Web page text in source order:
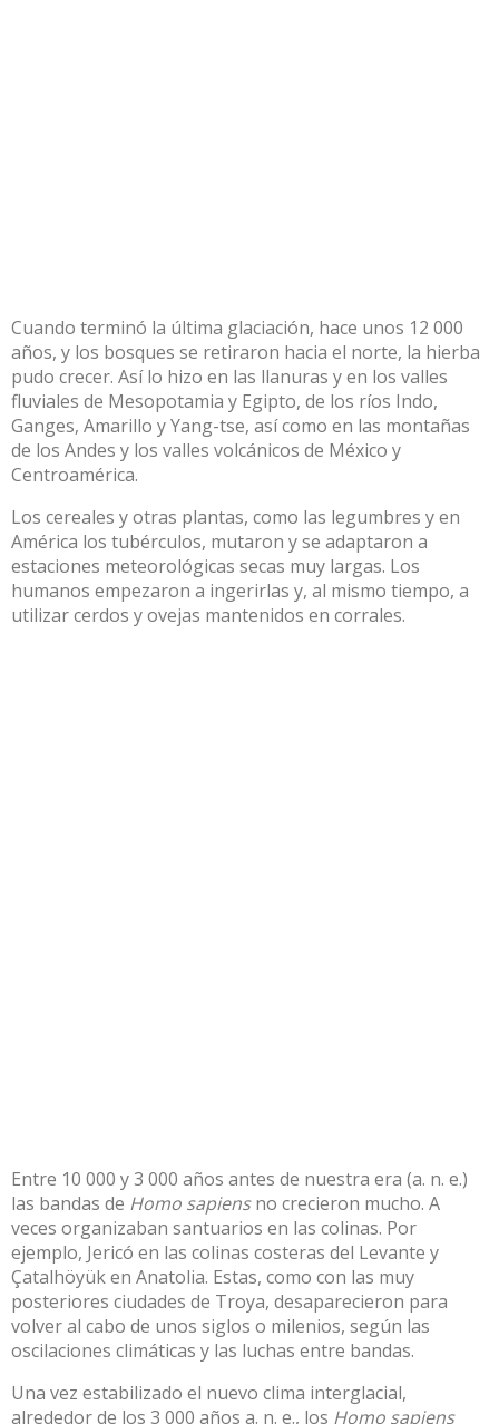
Cuando terminó la última glaciación, hace unos 12 000
años, y los bosques se retiraron hacia el norte, la hierba
pudo crecer. Así lo hizo en las llanuras y en los valles
fluviales de Mesopotamia y Egipto, de los ríos Indo,
Ganges, Amarillo y Yang-tse, así como en las montañas
de los Andes y los valles volcánicos de México y
Centroamérica.
Los cereales y otras plantas, como las legumbres y en
América los tubérculos, mutaron y se adaptaron a
estaciones meteorológicas secas muy largas. Los
humanos empezaron a ingerirlas y, al mismo tiempo, a
utilizar cerdos y ovejas mantenidos en corrales.
Entre 10 000 y 3 000 años antes de nuestra era (a. n. e.)
las bandas de Homo sapiensno crecieron mucho. A
veces organizaban santuarios en las colinas. Por
ejemplo, Jericó en las colinas costeras del Levante y
Çatalhöyük en Anatolia. Estas, como con las muy
posteriores ciudades de Troya, desaparecieron para
volver al cabo de unos siglos o milenios, según las
oscilaciones climáticas y las luchas entre bandas.
Una vez estabilizado el nuevo clima interglacial,
alrededor de los 3 000 años a. n. e., los Homo sapiens